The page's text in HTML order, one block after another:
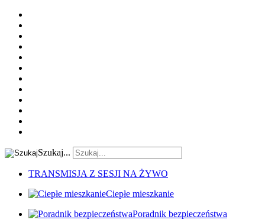
Szukaj...
TRANSMISJA Z SESJI NA ŻYWO
Ciepłe mieszkanie
Poradnik bezpieczeństwa